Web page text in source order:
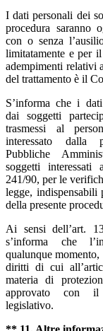
I dati personali dei
procedura saranno
con o senza
limitatamente e per
adempimenti relativi
del trattamento è il
S’informa che i
dai soggetti
trasmessi al
interessato dalla
Pubbliche
soggetti
241/90, per le
legge, indispensabili
della presente
Ai sensi dell’art.
s’informa che
qualunque
diritti di cui
materia di
approvato con il
legislativo.